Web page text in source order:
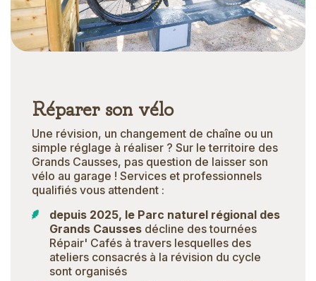
Réparer son vélo
Une révision, un changement de chaîne ou un
simple réglage à réaliser ? Sur le territoire des
Grands Causses, pas question de laisser son
vélo au garage ! Services et professionnels
qualifiés vous attendent :
depuis 2025, le Parc naturel régional des
Grands Causses décline des tournées
Répair' Cafés à travers lesquelles des
ateliers consacrés à la révision du cycle
sont organisés